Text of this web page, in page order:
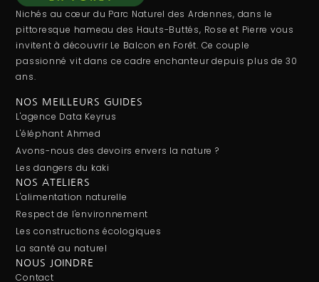
Nichés au cœur du Parc Naturel des Ardennes, dans le
pittoresque hameau des Hauts-Buttés, Rose et Pierre vous
invitent à découvrir Le Balcon en Forêt. Ce couple
passionné vit dans ce cadre enchanteur depuis plus de 30
ans.
NOS MEILLEURS GUIDES
L'agence Data Keyrus
L'éléphant Ahmed
Avons-nous des devoirs envers la nature ?
Les dangers du kaki
NOS ATELIERS
L'alimentation naturelle
Respect de l'environnement
Les constructions écologiques
La santé au naturel
NOUS JOINDRE
Contact